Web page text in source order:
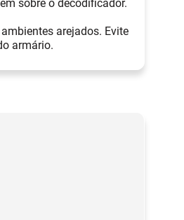
sobre o decodificador.
arejados. Evite
armário.